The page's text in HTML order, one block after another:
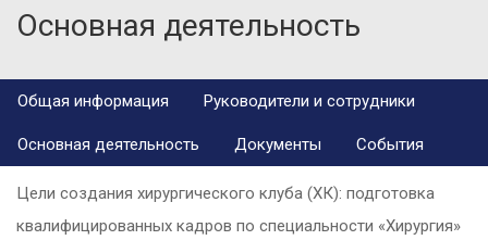
Основная деятельность
Общая информация Руководители и сотрудники
Основная деятельность Документы События
Цели создания хирургического клуба (ХК): подготовка
квалифицированных кадров по специальности «Хирургия»